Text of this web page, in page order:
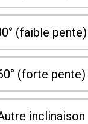
(faible pente)
(forte pente)
inclinaison